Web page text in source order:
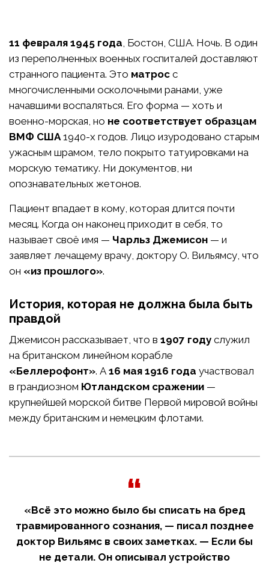
11 февраля 1945 года, Бостон, США. Ночь. В один
из переполненных военных госпиталей доставляют
странного пациента. Это матрос с
многочисленными осколочными ранами, уже
начавшими воспаляться. Его форма — хоть и
военно-морская, но не соответствует образцам
ВМФ США1940-х годов. Лицо изуродовано старым
ужасным шрамом, тело покрыто татуировками на
морскую тематику. Ни документов, ни
опознавательных жетонов.
Пациент впадает в кому, которая длится почти
месяц. Когда он наконец приходит в себя, то
называет своё имя — Чарльз Джемисон — и
заявляет лечащему врачу, доктору О. Вильямсу, что
он «из прошлого».
История, которая не должна была быть
правдой
Джемисон рассказывает, что в 1907 году служил
на британском линейном корабле
«Беллерофонт». А 16 мая 1916 года участвовал
в грандиозном Ютландском сражении —
крупнейшей морской битве Первой мировой войны
между британским и немецким флотами.
«Всё это можно было бы списать на бред
травмированного сознания, — писал позднее
доктор Вильямс в своих заметках. — Если бы
не детали. Он описывал устройство